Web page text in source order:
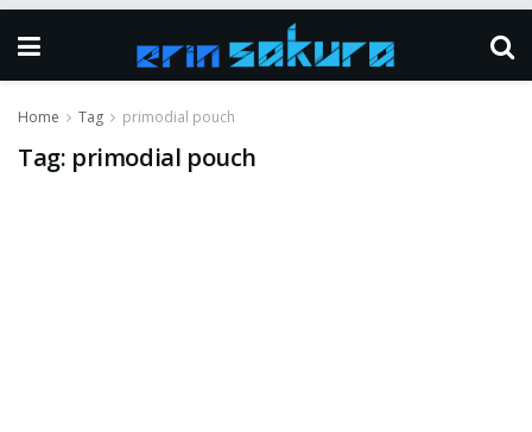
Home Tag primodial pouch
Tag: primodial pouch